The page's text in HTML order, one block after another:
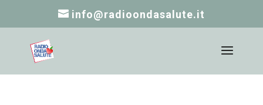
info@radioondasalute.it